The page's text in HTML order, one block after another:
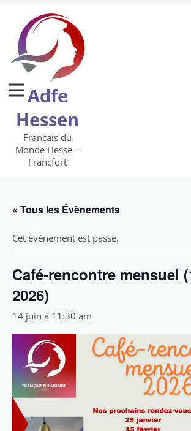
content
Adfe
Hessen
Français du
Monde Hesse –
Francfort
« Tous les Évènements
Cet évènement est passé.
Café-rencontre mensuel
2026)
14 juin à 11:30 am